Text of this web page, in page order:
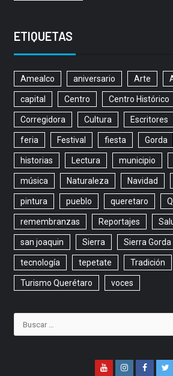
ETIQUETAS
Amealco aniversario Arte
capital Centro Centro Histórico
Corregidora Cultura Escritores
feria Festival fiesta Gorda
historias Lectura municipio
música Naturaleza Navidad
pintura pueblo queretaro
remembranzas Reportajes
san joaquin Sierra Sierra Gorda
tecnología tepetate Tradición
Turismo Querétaro voces